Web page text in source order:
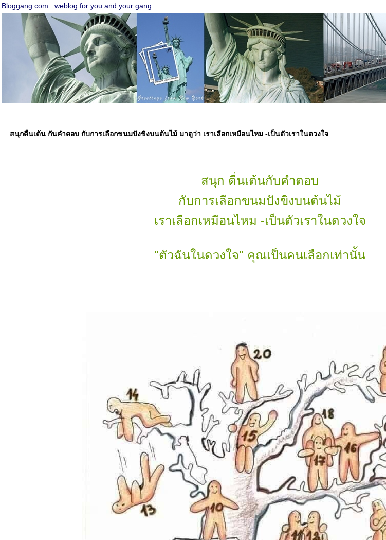
Bloggang.com : weblog for you and your gang
สนุกตื่นเต้น กันคำตอบ กับการเลือกขนมปังขิงบนต้นไม้ มาดูว่า เราเลือกเหมือนไหม -เป็นตัวเราในดวงใจ
สนุก ตื่นเต้นกับคำตอบ
กับการเลือกขนมปังขิงบนต้นไม้
เราเลือกเหมือนไหม -เป็นตัวเราในดวงใจ
"ตัวฉันในดวงใจ" คุณเป็นคนเลือกเท่านั้น